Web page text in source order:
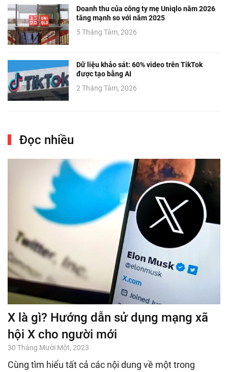
Doanh thu của công ty mẹ Uniqlo năm 2026
tăng mạnh so với năm 2025
5 Tháng Tám, 2026
Dữ liệu khảo sát: 60% video trên TikTok
được tạo bằng AI
2 Tháng Tám, 2026
Đọc nhiều
X là gì? Hướng dẫn sử dụng mạng xã
hội X cho người mới
30 Tháng Mười Một, 2023
Cùng tìm hiểu tất cả các nội dung về một trong